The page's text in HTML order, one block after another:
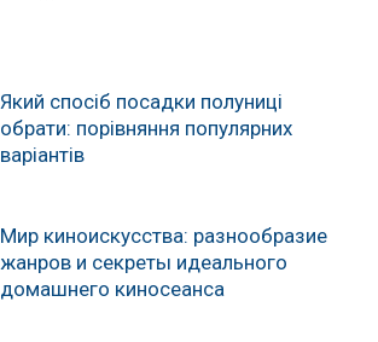
Який спосіб посадки полуниці
обрати: порівняння популярних
варіантів
Мир киноискусства: разнообразие
жанров и секреты идеального
домашнего киносеанса